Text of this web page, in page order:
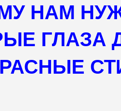
НАМ
ГЛАЗА